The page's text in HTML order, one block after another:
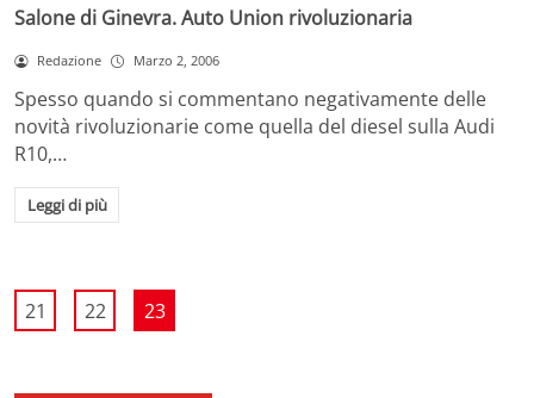
Salone di Ginevra. Auto Union rivoluzionaria
Redazione Marzo 2, 2006
Spesso quando si commentano negativamente delle
novità rivoluzionarie come quella del diesel sulla Audi
R10,…
Leggi di più
21 22 23